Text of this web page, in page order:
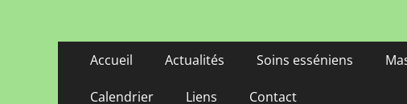
Menu
contenu
Accueil Actualités Soins esséniens
Calendrier Liens Contact